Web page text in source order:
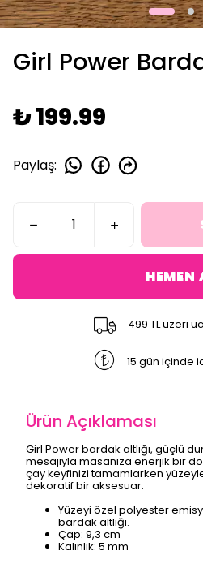
Girl Power
₺ 199.99
Paylaş:
HEMEN
499 TL üzeri
15 gün içinde
Ürün Açıklaması
Girl Power bardak altlığı, güçlü
mesajıyla masanıza enerjik bir
çay keyfinizi tamamlarken
dekoratif bir aksesuar.
Yüzeyi özel polyester
bardak altlığı.
Çap: 9,3 cm
Kalınlık: 5 mm